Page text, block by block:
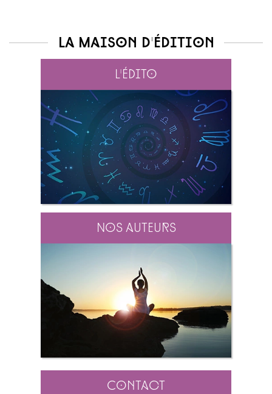
La maison d'édition
L'édito
Nos auteurs
Contact